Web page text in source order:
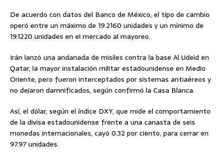
De acuerdo con datos del Banco de México, el tipo de cambio
operó entre un máximo de 19.2160 unidades y un mínimo de
19.1220 unidades en el mercado al mayoreo.
Irán lanzó una andanada de misiles contra la base Al Udeid en
Qatar, la mayor instalación militar estadounidense en Medio
Oriente, pero fueron interceptados por sistemas antiaéreos y
no dejaron damnificados, según confirmó la Casa Blanca.
Así, el dólar, según el índice DXY, que mide el comportamiento
de la divisa estadounidense frente a una canasta de seis
monedas internacionales, cayó 0.32 por ciento, para cerrar en
97.97 unidades.